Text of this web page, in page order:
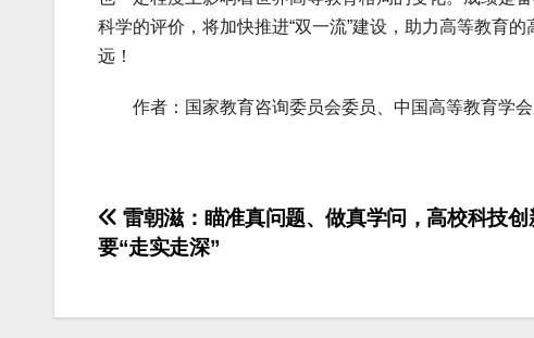
科学的评价，将加快推进“双一流”建设，助力高等教育
远！
作者：国家教育咨询委员会委员、中国高等教育学会
文
章
导
雷朝滋：瞄准真问题、做真学问，高校科技创
要“走实走深”